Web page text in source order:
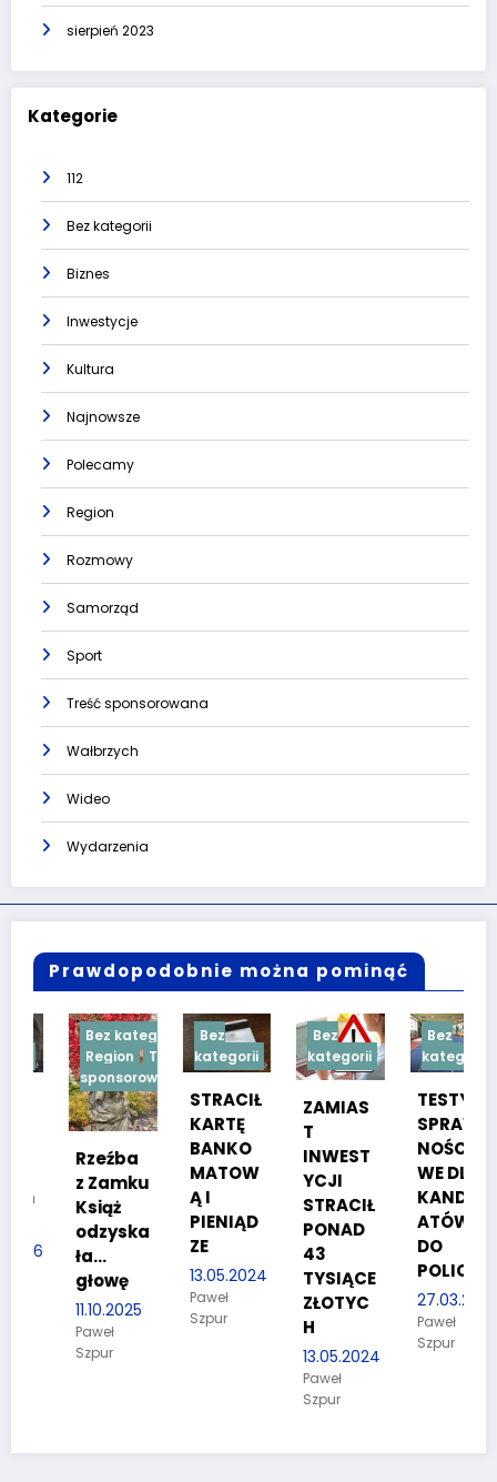
sierpień 2023
Kategorie
112
Bez kategorii
Biznes
Inwestycje
Kultura
Najnowsze
Polecamy
Region
Rozmowy
Samorząd
Sport
Treść sponsorowana
Wałbrzych
Wideo
Wydarzenia
Prawdopodobnie można pominąć
Bez kategorii
Region
Treść
sponsorowana
Rzeźba
z Zamku
Książ
odzyska
ła…
głowę
11.10.2025
Paweł
Szpur
Bez
kategorii
STRACIŁ
KARTĘ
BANKO
MATOW
PIENIĄD
13.05.2024
Paweł
Szpur
Bez
kategorii
ZAMIAS
INWEST
YCJI
STRACIŁ
PONAD
TYSIĄCE
ZŁOTYC
13.05.2024
Paweł
Szpur
Bez
kategorii
TESTY
SPRAW
NOŚCIO
WE DLA
KANDYD
ATÓW
POLICJI
27.03.2024
Paweł
Szpur